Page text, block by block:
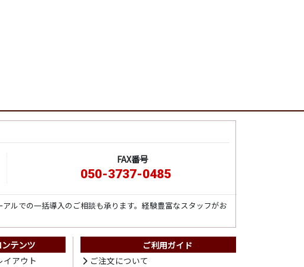
FAX番号
050-3737-0485
ルでの一括導入のご相談も承ります。経験豊富なスタッフがお
テンツ
イアウト
ご利用ガイド
ご注文について